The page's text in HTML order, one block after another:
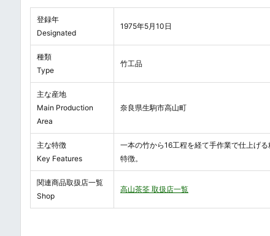
登録年
Designated
1975年5月10日
種類
Type
竹工品
主な産地
Main Production
Area
奈良県生駒市高山町
主な特徴
Key Features
一本の竹から16工程を経て手作業で仕上げ
特徴。
関連商品取扱店一覧
Shop
高山茶筌 取扱店一覧